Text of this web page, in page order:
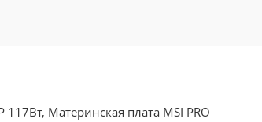
Материнская плата MSI PRO